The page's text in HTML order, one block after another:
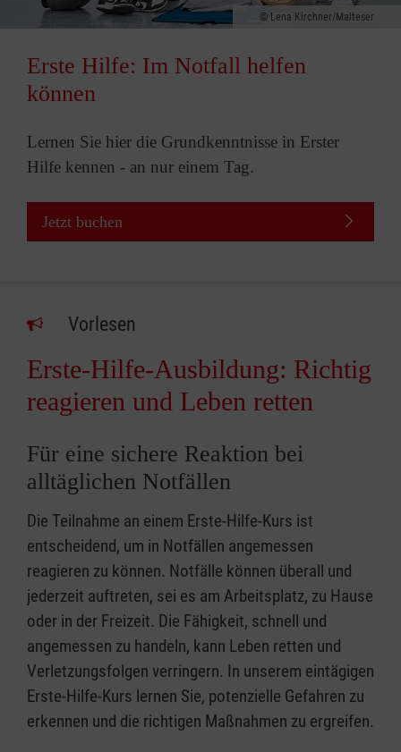
Lena Kirchner/Malteser
Erste Hilfe: Im Notfall helfen
können
Lernen Sie hier die Grundkenntnisse in Erster
Hilfe kennen - an nur einem Tag.
Jetzt buchen
Vorlesen
Erste-Hilfe-Ausbildung: Richtig
reagieren und Leben retten
Für eine sichere Reaktion bei
alltäglichen Notfällen
Die Teilnahme an einem Erste-Hilfe-Kurs ist
entscheidend, um in Notfällen angemessen
reagieren zu können. Notfälle können überall und
jederzeit auftreten, sei es am Arbeitsplatz, zu Hause
oder in der Freizeit. Die Fähigkeit, schnell und
angemessen zu handeln, kann Leben retten und
Verletzungsfolgen verringern. In unserem eintägigen
Erste-Hilfe-Kurs lernen Sie, potenzielle Gefahren zu
erkennen und die richtigen Maßnahmen zu ergreifen.